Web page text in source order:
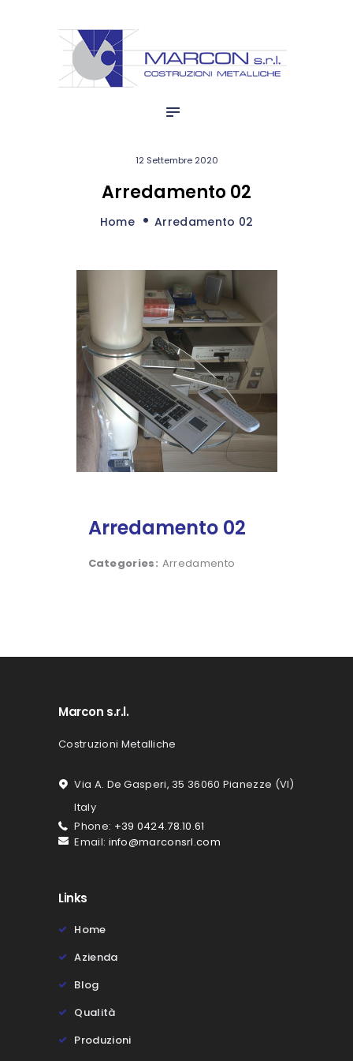
12 Settembre 2020
Arredamento 02
Home Arredamento 02
marcon s.r.l.
Costruzioni Metalliche
AZIENDA
BLOG
Arredamento 02
Categories: Arredamento
Marcon s.r.l.
Costruzioni Metalliche
Via A. De Gasperi, 35 36060 Pianezze (VI)
Italy
Phone: +39 0424.78.10.61
Email: info@marconsrl.com
Links
Home
Azienda
Blog
Qualità
Produzioni